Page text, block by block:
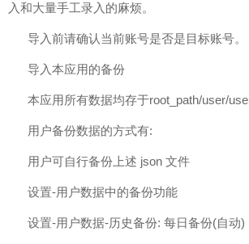
入和大量手工录入的麻烦。
导入前请确认当前账号是否是目标账号。
导入本应用的备份
本应用所有数据均存于root_path/user/
用户备份数据的方式有:
用户可自行备份上述 json 文件
设置-用户数据中的备份功能
设置-用户数据-历史备份: 每日备份(自动)